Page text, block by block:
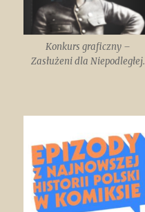
Konkurs graficzny –
Zasłużeni dla Niepodległej.